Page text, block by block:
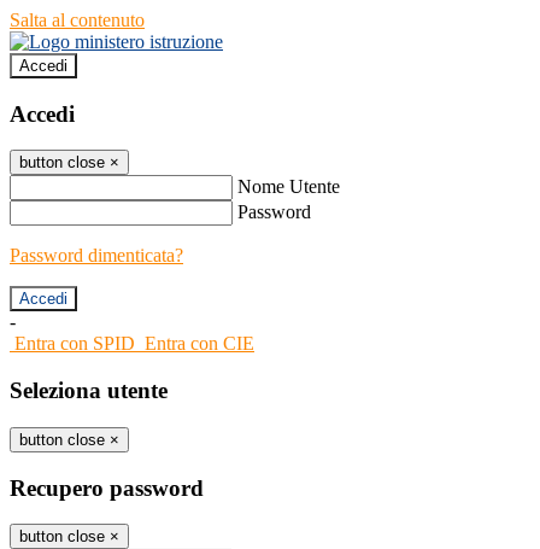
Salta al contenuto
Accedi
Accedi
button close ×
Nome Utente
Password
Password dimenticata?
-
Entra con SPID Entra con CIE
Seleziona utente
button close ×
Recupero password
button close ×